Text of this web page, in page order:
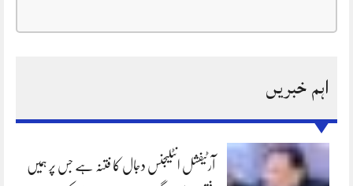
اہم خبریں
آرٹیفشل انٹلیجنس دجال کا فتنہ ہے جس پر ہمیں